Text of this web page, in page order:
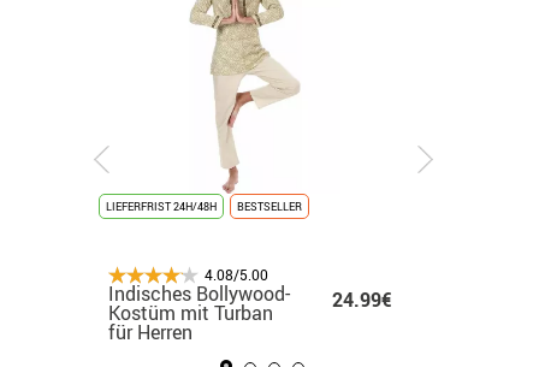
LIEFERFRIST 24H/48H NEU
4.08/5.00
Vergoldetes
Abschlusskostüm für 14.50€ Weißes K-Pop-
Sängerinnen-
LIEFERFRIST 24H/48H BESTSELLER
4.08/5.00
Indisches Bollywood-
Kostüm mit Turban
für Herren
24.99€ Mann-
LIEFERFRIST 24H/48H
Schwarz-braunes
American-Football-